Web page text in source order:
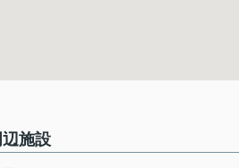
辺施設